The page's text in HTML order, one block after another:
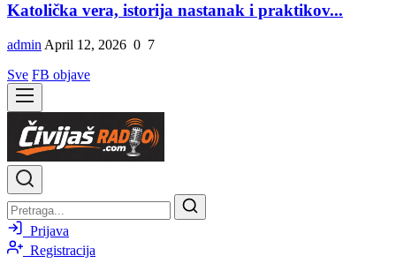
Katolička vera, istorija nastanak i praktikov...
admin April 12, 2026 0 7
Sve FB objave
Prijava
Registracija